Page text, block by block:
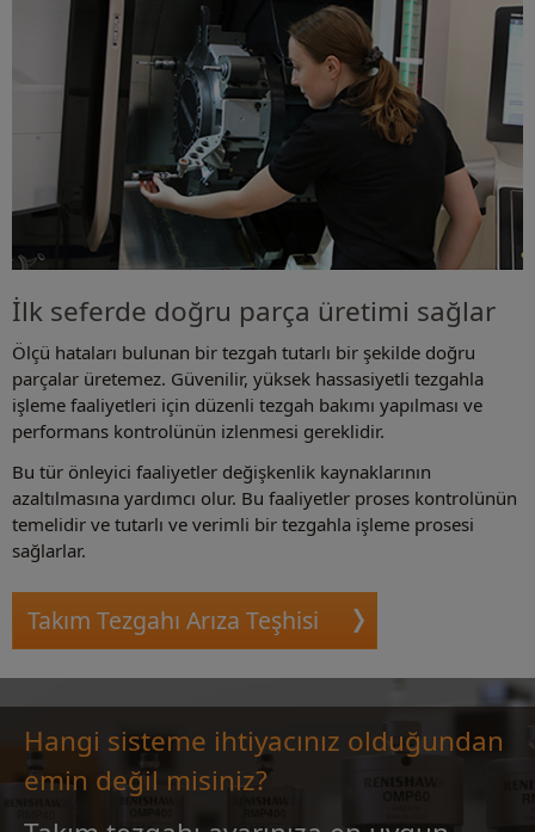
İlk seferde doğru parça üretimi sağlar
Ölçü hataları bulunan bir tezgah tutarlı bir şekilde doğru
parçalar üretemez. Güvenilir, yüksek hassasiyetli tezgahla
işleme faaliyetleri için düzenli tezgah bakımı yapılması ve
performans kontrolünün izlenmesi gereklidir.
Bu tür önleyici faaliyetler değişkenlik kaynaklarının
azaltılmasına yardımcı olur. Bu faaliyetler proses kontrolünün
temelidir ve tutarlı ve verimli bir tezgahla işleme prosesi
sağlarlar.
Takım Tezgahı Arıza Teşhisi
Hangi sisteme ihtiyacınız olduğundan
emin değil misiniz?